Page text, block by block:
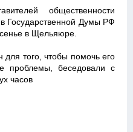
общественности
Государственной Думы РФ
в Щельяюре.
того, чтобы помочь его
проблемы, беседовали с
часов